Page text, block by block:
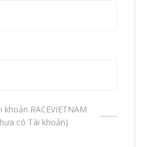
RACEVIETNAM
có Tài khoản)